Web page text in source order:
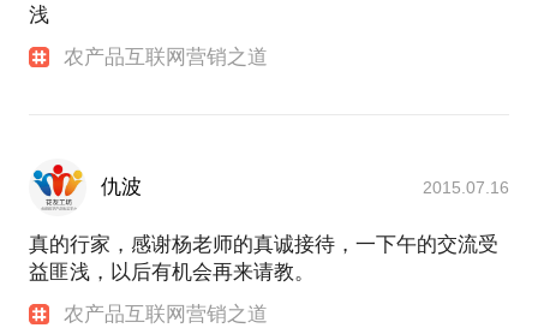
浅
农产品互联网营销之道
仇波 2015.07.16
真的行家，感谢杨老师的真诚接待，一下午的交流受
益匪浅，以后有机会再来请教。
农产品互联网营销之道